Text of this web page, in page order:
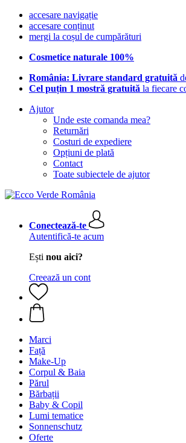
accesare navigație
accesare conținut
mergi la coșul de cumpărături
Cosmetice naturale 100%
România: Livrare standard gratuită
Cel puțin 1 mostră gratuită la fiecare
Ajutor
Unde este comanda mea?
Returnări
Costuri de expediere
Opțiuni de plată
Contact
Toate subiectele de ajutor
Conectează-te
Autentifică-te acum
Ești nou aici?
Creează un cont
Marci
Față
Make-Up
Corpul & Baia
Părul
Bărbații
Baby & Copil
Lumi tematice
Sonnenschutz
Oferte